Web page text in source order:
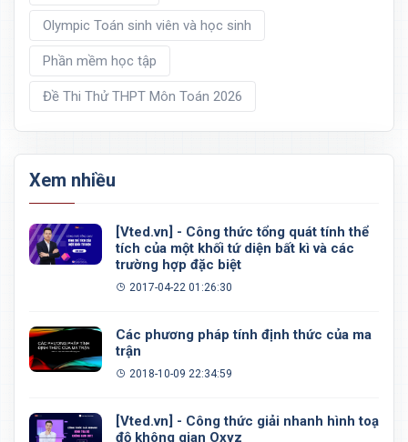
Olympic Toán sinh viên và học sinh
Phần mềm học tập
Đề Thi Thử THPT Môn Toán 2026
Xem nhiều
[Vted.vn] - Công thức tổng quát tính thể
tích của một khối tứ diện bất kì và các
trường hợp đặc biệt
2017-04-22 01:26:30
Các phương pháp tính định thức của ma
trận
2018-10-09 22:34:59
[Vted.vn] - Công thức giải nhanh hình toạ
độ không gian Oxyz